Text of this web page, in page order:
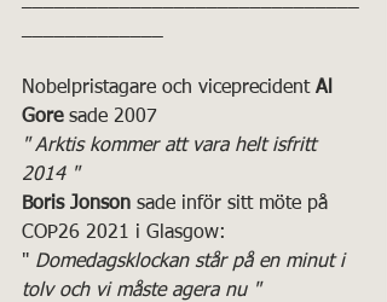
Nobelpristagare och viceprecident Al
Gore sade 2007
" Arktis kommer att vara helt isfritt
2014 "
Boris Jonson sade inför sitt möte på
COP26 2021 i Glasgow:
" Domedagsklockan står på en minut i
tolv och vi måste agera nu "